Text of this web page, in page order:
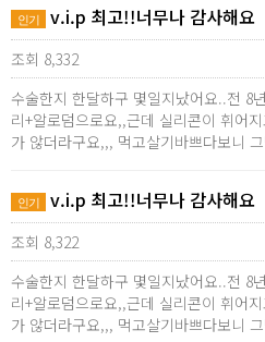
인기 v.i.p 최고!!너무나 감사해요
조회 8,332
수술한지 한달하구 몇일지났어요..전 8
리+알로덤으로요,,근데 실리콘이 휘어
가 않더라구요,,, 먹고살기바쁘다보니
인기 v.i.p 최고!!너무나 감사해요
조회 8,322
수술한지 한달하구 몇일지났어요..전 8
리+알로덤으로요,,근데 실리콘이 휘어
가 않더라구요,,, 먹고살기바쁘다보니